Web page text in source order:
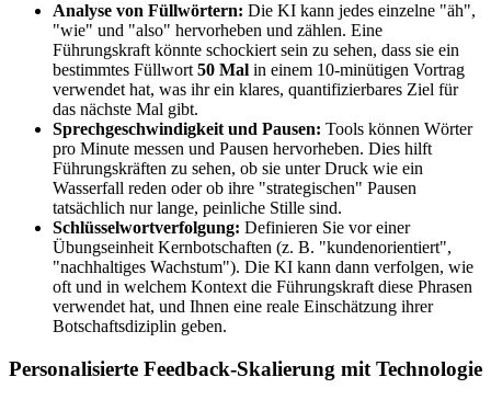
Analyse von Füllwörtern: Die KI kann jedes einzelne "äh",
"wie" und "also" hervorheben und zählen. Eine
Führungskraft könnte schockiert sein zu sehen, dass sie ein
bestimmtes Füllwort 50 Mal in einem 10-minütigen Vortrag
verwendet hat, was ihr ein klares, quantifizierbares Ziel für
das nächste Mal gibt.
Sprechgeschwindigkeit und Pausen: Tools können Wörter
pro Minute messen und Pausen hervorheben. Dies hilft
Führungskräften zu sehen, ob sie unter Druck wie ein
Wasserfall reden oder ob ihre "strategischen" Pausen
tatsächlich nur lange, peinliche Stille sind.
Schlüsselwortverfolgung: Definieren Sie vor einer
Übungseinheit Kernbotschaften (z. B. "kundenorientiert",
"nachhaltiges Wachstum"). Die KI kann dann verfolgen, wie
oft und in welchem Kontext die Führungskraft diese Phrasen
verwendet hat, und Ihnen eine reale Einschätzung ihrer
Botschaftsdiziplin geben.
Personalisierte Feedback-Skalierung mit Technologie